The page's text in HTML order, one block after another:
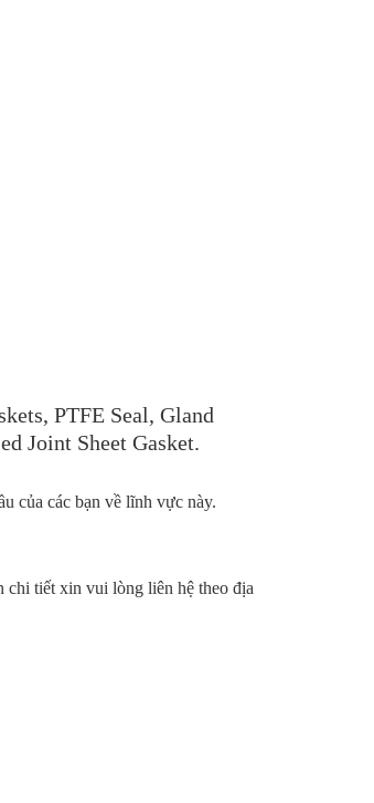
, PTFE Seal, Gland
Joint Sheet Gasket.
của các bạn về lĩnh vực này.
chi tiết xin vui lòng liên hệ theo địa